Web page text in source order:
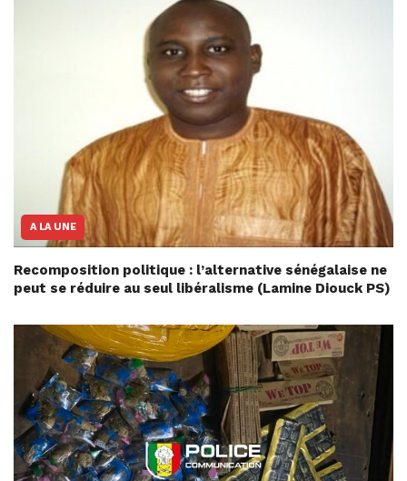
A LA UNE
Recomposition politique : l’alternative sénégalaise ne
peut se réduire au seul libéralisme (Lamine Diouck PS)